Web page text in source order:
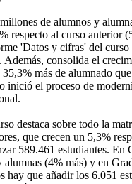
de alumnos y
respecto al curso anterior
'Datos y cifras' del
Además, consolida el
35,3% más de alumnado
inició el proceso de
destaca sobre todo la
que crecen un 5,3%
589.461 estudiantes. En
alumnas (4% más) y en
hay que añadir los 6.051